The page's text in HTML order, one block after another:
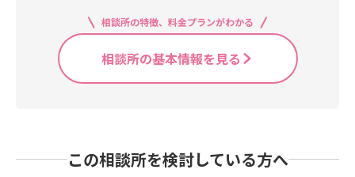
相談所の特徴、料金プランがわかる
相談所の基本情報を見る
この相談所を検討している方へ